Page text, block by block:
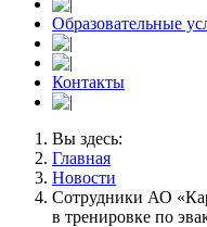
Образовательные
Контакты
Вы здесь:
Главная
Новости
Сотрудники АО
в тренировке по